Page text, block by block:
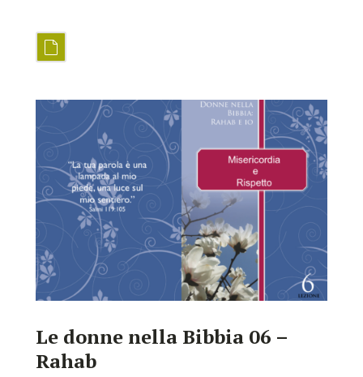
Le donne nella Bibbia 06 –
Rahab